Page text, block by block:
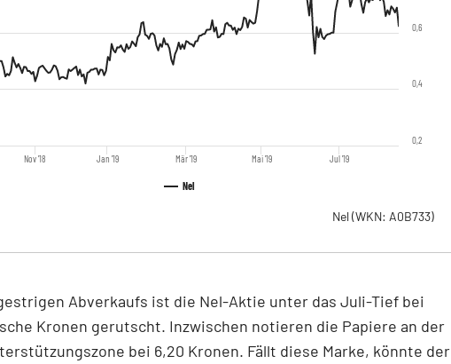
Nel
Nov '18 Jan '19 Mär '19 Mai '19 Jul '19
0,2
0,4
0,6
Nel(WKN: A0B733)
Abverkaufs ist die Nel-Aktie unter das Juli-Tief bei
Kronen gerutscht. Inzwischen notieren die Papiere an der
bei 6,20 Kronen. Fällt diese Marke, könnte der